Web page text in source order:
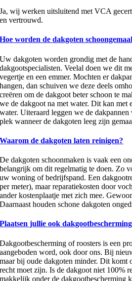
Ja, wij werken uitsluitend met VCA
en vertrouwd.
Hoe worden de dakgoten
Uw dakgoten worden grondig met de
dakgootspecialisten. Veelal doen we dit
vegertje en een emmer. Mochten er
hangen, dan schuiven we deze deels
creëren om de dakgoot beter schoon te
we de dakgoot na met water. Dit kan met
water. Uiteraard leggen we de
plek wanneer de dakgoten leeg zijn
Waarom de dakgoten laten reinigen?
De dakgoten schoonmaken is vaak een
belangrijk om dit regelmatig te doen. Zo
uw woning of bedrijfspand. Een
per meter), maar reparatiekosten door
ander kostenplaatje met zich mee.
Daarnaast houden schone dakgoten
Plaatsen jullie ook
Dakgootbescherming of roosters is een
aangeboden word, ook door ons. Bij
maar bij oude dakgoten minder. Dit komt
recht moet zijn. Is de dakgoot niet 100%
makkelijk onder de dakgootbescherming